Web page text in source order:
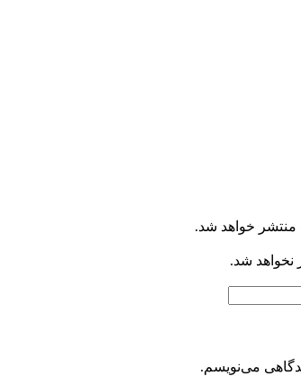
خواهد شد.
نخواهد شد.
می‌نویسم.